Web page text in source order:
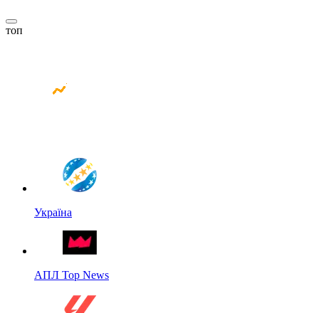
топ
Україна
АПЛ Top News